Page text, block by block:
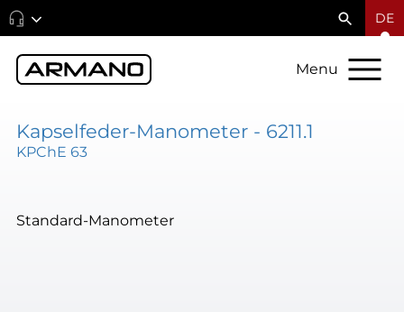
DE
Menu
Kapselfeder-Manometer - 6211.1
KPChE 63
Standard-Manometer